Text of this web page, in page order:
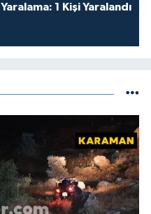
Yaralama: 1 Kişi Yaralandı